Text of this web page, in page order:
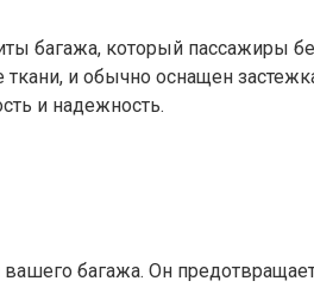
багажа, который пассажиры
ткани, и обычно оснащен
и надежность.
багажа. Он